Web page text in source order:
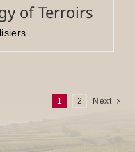
of Terroirs
1 2 Next